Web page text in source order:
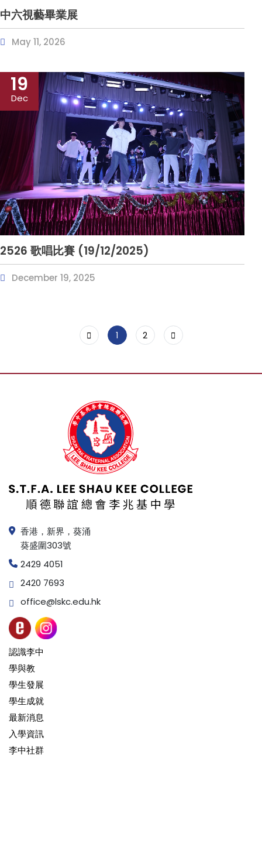
中六視藝畢業展
May 11, 2026
2526 歌唱比賽 (19/12/2025)
December 19, 2025
19
Dec
1 2
香港，新界，葵涌
葵盛圍303號
2429 4051
2420 7693
office@lskc.edu.hk
認識李中
學與教
學生發展
學生成就
最新消息
入學資訊
李中社群